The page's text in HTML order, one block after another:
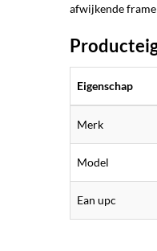
afwijkende
Eigenschap
Merk
Model
Ean upc